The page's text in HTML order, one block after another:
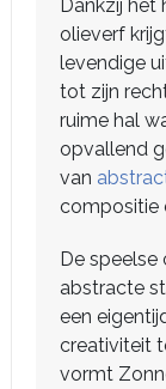
Dankzij het
olieverf
levendige
tot zijn
ruime hal
opvallend
van
compositie
De speelse
abstracte
een
creativiteit
vormt